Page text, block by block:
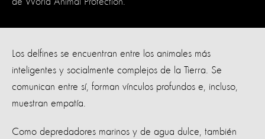
Los delfines se encuentran entre los animales más
inteligentes y socialmente complejos de la Tierra. Se
comunican entre sí, forman vínculos profundos e, incluso,
muestran empatía.
Como depredadores marinos y de agua dulce, también